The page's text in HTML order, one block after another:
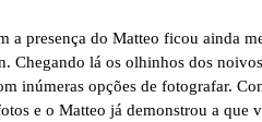
a presença do Matteo ficou ainda
Chegando lá os olhinhos dos
inúmeras opções de fotografar.
e o Matteo já demonstrou a